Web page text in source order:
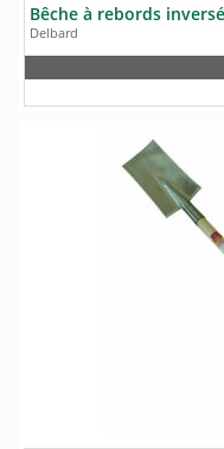
Bêche à rebords
Delbard